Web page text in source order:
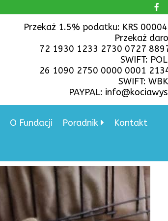
Przekaż 1.5% podatku: KRS
Przekaż
72 1930 1233 2730 0727
SWIFT:
26 1090 2750 0000 0001
SWIFT:
PAYPAL:
O Fundacji Poradnik Kontakt